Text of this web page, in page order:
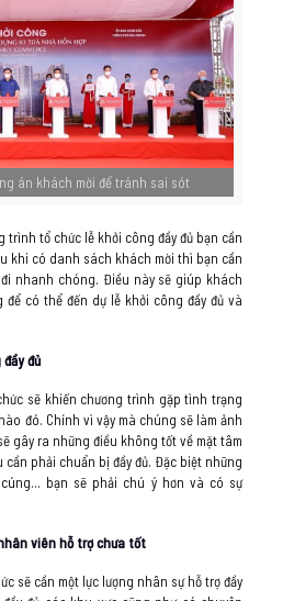
án khách mời để tránh sai sót
trình tổ chức lễ khởi công đầy đủ bạn cần
khi có danh sách khách mời thì bạn cần
nhanh chóng. Điều này sẽ giúp khách
có thể đến dự lễ khởi công đầy đủ và
đủ
sẽ khiến chương trình gặp tình trạng
đó. Chính vì vậy mà chúng sẽ làm ảnh
gây ra những điều không tốt về mặt tâm
cần phải chuẩn bị đầy đủ. Đặc biệt những
bạn sẽ phải chú ý hơn và có sự
viên hỗ trợ chưa tốt
sẽ cần một lực lượng nhân sự hỗ trợ đầy